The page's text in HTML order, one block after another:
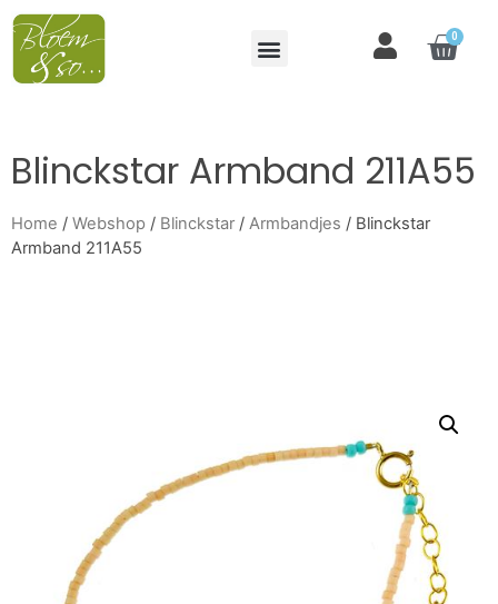
0
Blinckstar Armband 211A55
Home / Webshop / Blinckstar / Armbandjes / Blinckstar
Armband 211A55